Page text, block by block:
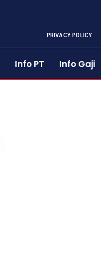
PRIVACY POLICY
Info PT Info Gaji